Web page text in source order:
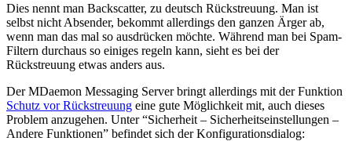
Dies nennt man Backscatter, zu deutsch Rückstreuung. Man ist
selbst nicht Absender, bekommt allerdings den ganzen Ärger ab,
wenn man das mal so ausdrücken möchte. Während man bei Spam-
Filtern durchaus so einiges regeln kann, sieht es bei der
Rückstreuung etwas anders aus.
Der MDaemon Messaging Server bringt allerdings mit der Funktion
Schutz vor Rückstreuung eine gute Möglichkeit mit, auch dieses
Problem anzugehen. Unter “Sicherheit – Sicherheitseinstellungen –
Andere Funktionen” befindet sich der Konfigurationsdialog: